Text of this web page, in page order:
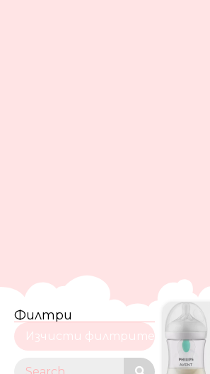
Филтри
Изчисти филтрите